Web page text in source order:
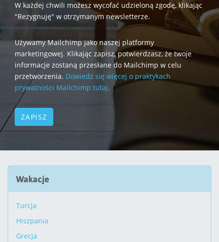
W każdej chwili możesz wycofać udzieloną zgodę, klikając
"Rezygnuję" w otrzymanym newsletterze.
Używamy Mailchimp jako naszej platformy
marketingowej. Klikając zapisz, potwierdzasz, że twoje
informacje zostaną przesłane do Mailchimp w celu
przetworzenia. Dowiedz się więcej o praktykach
prywatności Mailchimp tutaj.
Wakacje
Turcja
Hiszpania
Grecja